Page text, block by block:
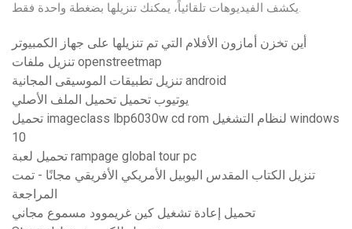
يكشف الفيديوهات تلقائياً، يمكنك تنزيلها بضغطة واحدة فقط.
أين تخزن أمازون الأفلام التي تم تنزيلها على جهاز الكمبيوتر
تنزيل ملفات openstreetmap
تنزيل تطبيقات الموسيقى المجانية android
يوتيوب تحميل تحميل الملف الأصلي
تحميل imageclass lbp6030w cd rom لنظام التشغيل windows
10
تحميل لعبة rampage global tour pc
تنزيل الكتاب المقدس اليوبيل الأمريكي الأفريقي مجانًا - تمت
المراجعة
تحميل إعادة تشغيل كين غريموود مسموع مجاني